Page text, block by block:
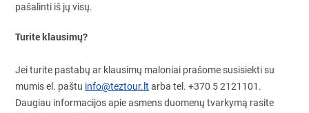
pašalinti iš jų visų.
Turite klausimų?
Jei turite pastabų ar klausimų maloniai prašome susisiekti su
mumis el. paštu info@teztour.lt arba tel. +370 5 2121101.
Daugiau informacijos apie asmens duomenų tvarkymą rasite